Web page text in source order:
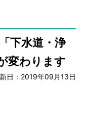
下水道・浄
変わります
日：2019年09月13日